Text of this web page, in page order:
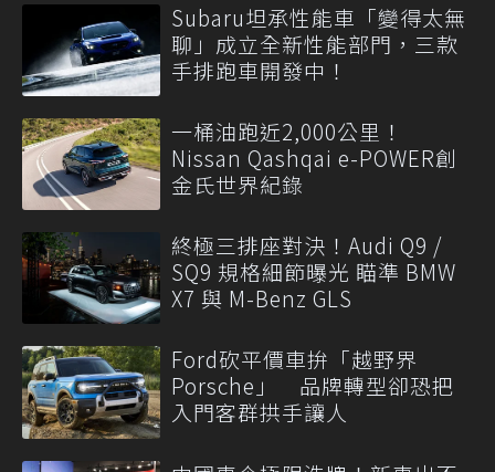
Subaru坦承性能車「變得太無
聊」成立全新性能部門，三款
手排跑車開發中！
一桶油跑近2,000公里！
Nissan Qashqai e-POWER創
金氏世界紀錄
終極三排座對決！Audi Q9 /
SQ9 規格細節曝光 瞄準 BMW
X7 與 M-Benz GLS
Ford砍平價車拚「越野界
Porsche」 品牌轉型卻恐把
入門客群拱手讓人